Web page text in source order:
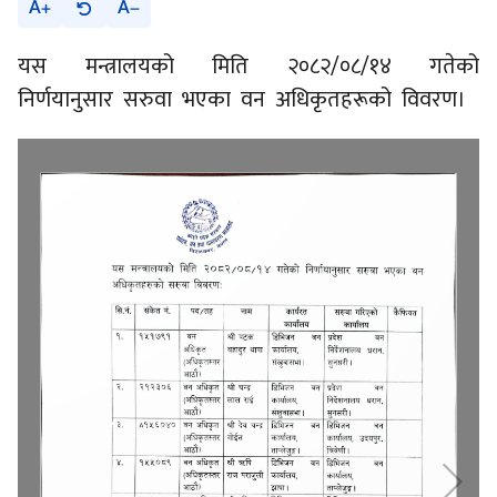
A A
यस मन्त्रालयको मिति २०८२/०८/१४ गतेको
निर्णयानुसार सरुवा भएका वन अधिकृतहरूको विवरण।